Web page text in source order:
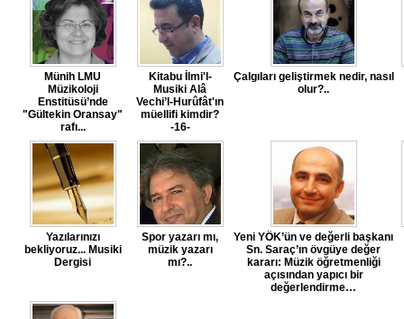
Münih LMU
Müzikoloji
Enstitüsü’nde
"Gültekin Oransay"
rafı...
Kitabu İlmi'l-
Musiki Alâ
Vechi’l-Hurûfât'ın
müellifi kimdir?
-16-
Çalgıları geliştirmek nedir, nasıl
olur?..
Yazılarınızı
bekliyoruz... Musiki
Dergisi
Spor yazarı mı,
müzik yazarı
mı?..
Yeni YÖK’ün ve değerli başkanı
Sn. Saraç’ın övgüye değer
kararı: Müzik öğretmenliği
açısından yapıcı bir
değerlendirme…